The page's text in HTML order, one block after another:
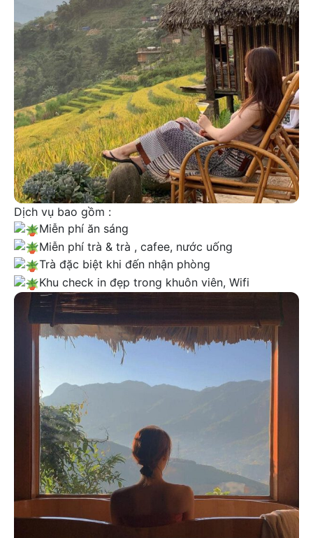
Dịch vụ bao gồm :
Miễn phí ăn sáng
Miễn phí trà & trà , cafee, nước uống
Trà đặc biệt khi đến nhận phòng
Khu check in đẹp trong khuôn viên, Wifi